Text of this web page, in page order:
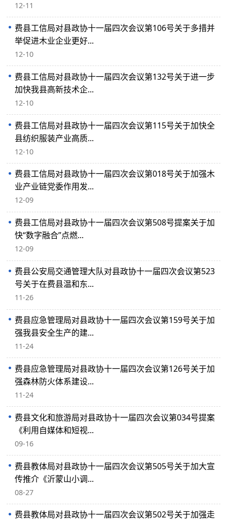
12-11
费县工信局对县政协十一届四次会议第106号关于多措并
举促进木业企业更好...
12-10
费县工信局对县政协十一届四次会议第132号关于进一步
加快我县高新技术企...
12-10
费县工信局对县政协十一届四次会议第115号关于加快全
县纺织服装产业高质...
12-10
费县工信局对县政协十一届四次会议第018号关于加强木
业产业链党委作用发...
12-09
费县工信局对县政协十一届四次会议第508号提案关于加
快“数字融合”点燃...
12-09
费县公安局交通管理大队对县政协十一届四次会议第523
号关于在费县温和东...
11-26
费县应急管理局对县政协十一届四次会议第159号关于加
强我县安全生产的建...
11-24
费县应急管理局对县政协十一届四次会议第126号关于加
强森林防火体系建设...
11-24
费县文化和旅游局对县政协十一届四次会议第034号提案
《利用自媒体和短视...
09-16
费县教体局对县政协十一届四次会议第505号关于加大宣
传推介《沂蒙山小调...
08-27
费县教体局对县政协十一届四次会议第502号关于加强走